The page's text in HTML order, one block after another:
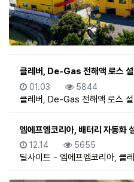
클레버, De-Gas 전해액 로스
등록일
01.03 조회
5844
클레버, De-Gas 전해액 로스
엠에프엠코리아, 배터리 자동화
등록일
12.14 조회
5655
딜사이트 - 엠에프엠코리아, 클